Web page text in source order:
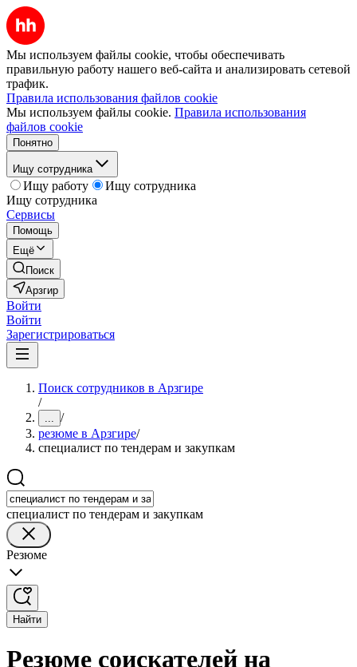
Мы используем файлы cookie, чтобы обеспечивать
правильную работу нашего веб-сайта и анализировать сетевой
трафик.
Правила использования файлов cookie
Мы используем файлы cookie. Правила использования
файлов cookie
Понятно
Ищу сотрудника
Ищу работу
Ищу сотрудника
Ищу сотрудника
Сервисы
Помощь
Ещё
Поиск
Арзгир
Войти
Войти
Зарегистрироваться
Поиск сотрудников в Арзгире
/
... /
резюме в Арзгире/
специалист по тендерам и закупкам
специалист по тендерам и закупкам
Резюме
Найти
Резюме соискателей на